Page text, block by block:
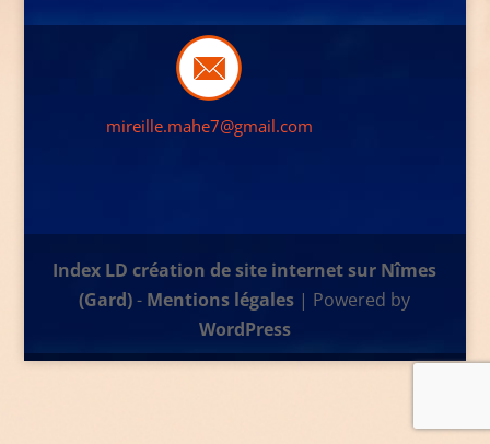
mireille.mahe7@gmail.com
Index LD création de site internet sur Nîmes
(Gard)- Mentions légales | Powered by
WordPress